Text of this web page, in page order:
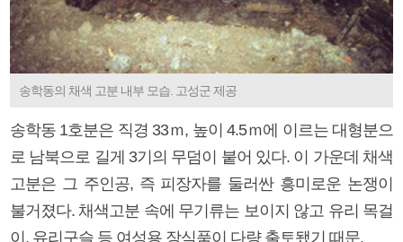
송학동의 채색 고분 내부 모습. 고성군 제공
송학동 1호분은 직경 33ｍ, 높이 4.5ｍ에 이르는 대형분으
로 남북으로 길게 3기의 무덤이 붙어 있다. 이 가운데 채색
고분은 그 주인공, 즉 피장자를 둘러싼 흥미로운 논쟁이
불거졌다. 채색고분 속에 무기류는 보이지 않고 유리 목걸
이, 유리구슬 등 여성용 장식품이 다량 출토됐기 때문.